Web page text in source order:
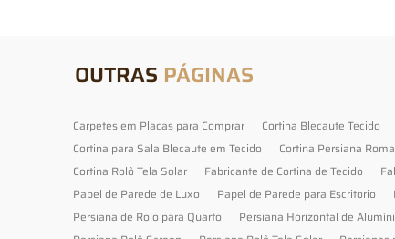
OUTRAS PÁGINAS
Carpetes em Placas para Comprar Cortina Blecaute Tecido
Cortina para Sala Blecaute em Tecido
Cortina Persiana
Cortina Rolô Tela Solar
Fabricante de Cortina de Tecido
Papel de Parede de Luxo
Papel de Parede para Escritorio
Persiana de Rolo para Quarto
Persiana Horizontal de